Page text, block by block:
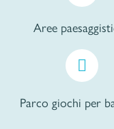
Aree
Parco giochi per